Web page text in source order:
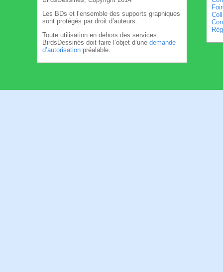
Les BDs et l’ensemble des supports graphiques
sont protégés par droit d’auteurs.
Toute utilisation en dehors des services
BirdsDessinés doit faire l’objet d’une demande
d’autorisation préalable.